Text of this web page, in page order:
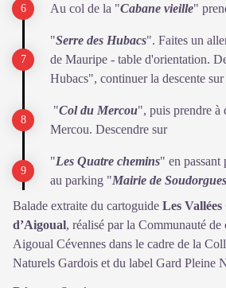
Au col de la "Cabane vieille"
"Serre des Hubacs". Faites un
de Mauripe - table d'orientation.
Hubacs", continuer la descente sur
"Col du Mercou", puis prendre à
Mercou. Descendre sur
"Les Quatre chemins" en
au parking "Mairie de Soudorgues
Balade extraite du cartoguide Les
d’Aigoual, réalisé par la Communauté de
Aigoual Cévennes dans le cadre de la
Naturels Gardois et du label Gard Pleine